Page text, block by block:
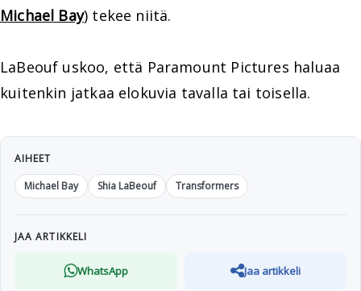
Michael Bay) tekee niitä.
LaBeouf uskoo, että Paramount Pictures haluaa
kuitenkin jatkaa elokuvia tavalla tai toisella.
AIHEET
Michael Bay
Shia LaBeouf Transformers
JAA ARTIKKELI
WhatsApp Jaa artikkeli